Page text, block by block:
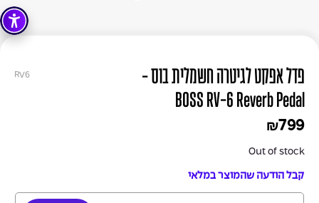
RV6
פדל אפקט לגיטרה חשמלית בוס -
BOSS RV-6 Reverb Pedal
₪799
Out of stock
קבל הודעה שהמוצר במלאי